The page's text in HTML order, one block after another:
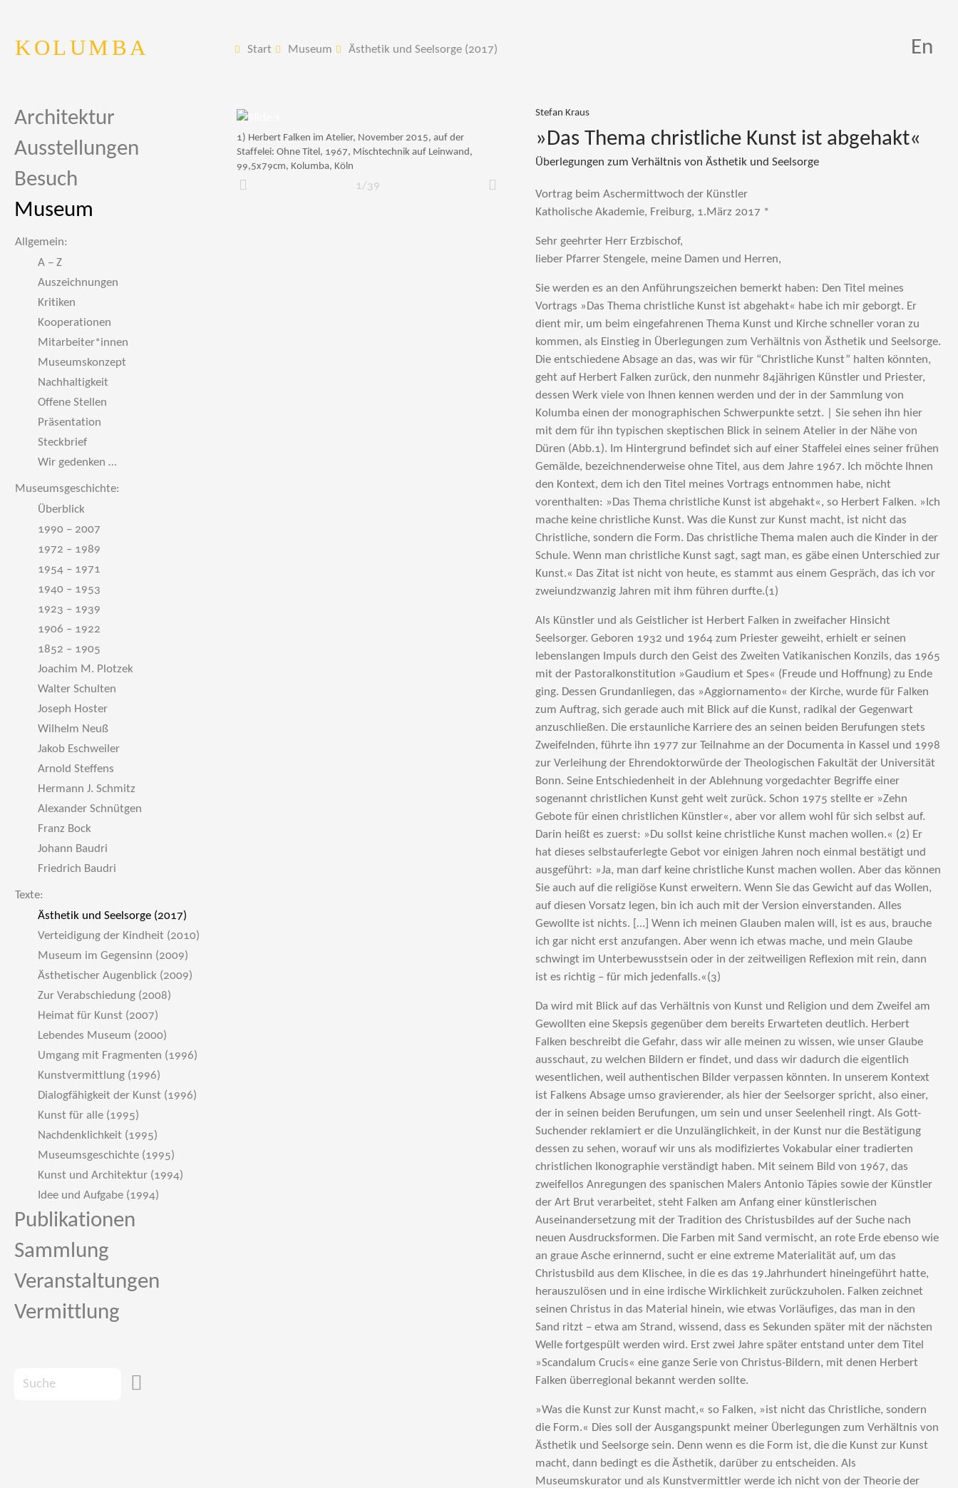
KOLUMBA Start Museum Ästhetik und Seelsorge (2017) En
Architektur
Ausstellungen
Besuch
Museum
Allgemein:
A – Z
Auszeichnungen
Kritiken
Kooperationen
Mitarbeiter*innen
Museumskonzept
Nachhaltigkeit
Offene Stellen
Präsentation
Steckbrief
Wir gedenken …
Museumsgeschichte:
Überblick
1990 – 2007
1972 – 1989
1954 – 1971
1940 – 1953
1923 – 1939
1906 – 1922
1852 – 1905
Joachim M. Plotzek
Walter Schulten
Joseph Hoster
Wilhelm Neuß
Jakob Eschweiler
Arnold Steffens
Hermann J. Schmitz
Alexander Schnütgen
Franz Bock
Johann Baudri
Friedrich Baudri
Texte:
Ästhetik und Seelsorge (2017)
Verteidigung der Kindheit (2010)
Museum im Gegensinn (2009)
Ästhetischer Augenblick (2009)
Zur Verabschiedung (2008)
Heimat für Kunst (2007)
Lebendes Museum (2000)
Umgang mit Fragmenten (1996)
Kunstvermittlung (1996)
Dialogfähigkeit der Kunst (1996)
Kunst für alle (1995)
Nachdenklichkeit (1995)
Museumsgeschichte (1995)
Kunst und Architektur (1994)
Idee und Aufgabe (1994)
Publikationen
Sammlung
Veranstaltungen
Vermittlung
1/39
1) Herbert Falken im Atelier, November 2015, auf der
Staffelei: Ohne Titel, 1967, Mischtechnik auf Leinwand,
99,5x79cm, Kolumba, Köln
Zurück Weiter
Stefan Kraus
»Das Thema christliche Kunst ist abgehakt«
Überlegungen zum Verhältnis von Ästhetik und Seelsorge
Vortrag beim Aschermittwoch der Künstler
Katholische Akademie, Freiburg, 1.März 2017 *
Sehr geehrter Herr Erzbischof,
lieber Pfarrer Stengele, meine Damen und Herren,
Sie werden es an den Anführungszeichen bemerkt haben: Den Titel meines
Vortrags »Das Thema christliche Kunst ist abgehakt« habe ich mir geborgt. Er
dient mir, um beim eingefahrenen Thema Kunst und Kirche schneller voran zu
kommen, als Einstieg in Überlegungen zum Verhältnis von Ästhetik und Seelsorge.
Die entschiedene Absage an das, was wir für “Christliche Kunst” halten könnten,
geht auf Herbert Falken zurück, den nunmehr 84jährigen Künstler und Priester,
dessen Werk viele von Ihnen kennen werden und der in der Sammlung von
Kolumba einen der monographischen Schwerpunkte setzt. | Sie sehen ihn hier
mit dem für ihn typischen skeptischen Blick in seinem Atelier in der Nähe von
Düren (Abb.1). Im Hintergrund befindet sich auf einer Staffelei eines seiner frühen
Gemälde, bezeichnenderweise ohne Titel, aus dem Jahre 1967. Ich möchte Ihnen
den Kontext, dem ich den Titel meines Vortrags entnommen habe, nicht
vorenthalten: »Das Thema christliche Kunst ist abgehakt«, so Herbert Falken. »Ich
mache keine christliche Kunst. Was die Kunst zur Kunst macht, ist nicht das
Christliche, sondern die Form. Das christliche Thema malen auch die Kinder in der
Schule. Wenn man christliche Kunst sagt, sagt man, es gäbe einen Unterschied zur
Kunst.« Das Zitat ist nicht von heute, es stammt aus einem Gespräch, das ich vor
zweiundzwanzig Jahren mit ihm führen durfte.(1)
Als Künstler und als Geistlicher ist Herbert Falken in zweifacher Hinsicht
Seelsorger. Geboren 1932 und 1964 zum Priester geweiht, erhielt er seinen
lebenslangen Impuls durch den Geist des Zweiten Vatikanischen Konzils, das 1965
mit der Pastoralkonstitution »Gaudium et Spes« (Freude und Hoffnung) zu Ende
ging. Dessen Grundanliegen, das »Aggiornamento« der Kirche, wurde für Falken
zum Auftrag, sich gerade auch mit Blick auf die Kunst, radikal der Gegenwart
anzuschließen. Die erstaunliche Karriere des an seinen beiden Berufungen stets
Zweifelnden, führte ihn 1977 zur Teilnahme an der Documenta in Kassel und 1998
zur Verleihung der Ehrendoktorwürde der Theologischen Fakultät der Universität
Bonn. Seine Entschiedenheit in der Ablehnung vorgedachter Begriffe einer
sogenannt christlichen Kunst geht weit zurück. Schon 1975 stellte er »Zehn
Gebote für einen christlichen Künstler«, aber vor allem wohl für sich selbst auf.
Darin heißt es zuerst: »Du sollst keine christliche Kunst machen wollen.« (2) Er
hat dieses selbstauferlegte Gebot vor einigen Jahren noch einmal bestätigt und
ausgeführt: »Ja, man darf keine christliche Kunst machen wollen. Aber das können
Sie auch auf die religiöse Kunst erweitern. Wenn Sie das Gewicht auf das Wollen,
auf diesen Vorsatz legen, bin ich auch mit der Version einverstanden. Alles
Gewollte ist nichts. […] Wenn ich meinen Glauben malen will, ist es aus, brauche
ich gar nicht erst anzufangen. Aber wenn ich etwas mache, und mein Glaube
schwingt im Unterbewusstsein oder in der zeitweiligen Reflexion mit rein, dann
ist es richtig – für mich jedenfalls.«(3)
Da wird mit Blick auf das Verhältnis von Kunst und Religion und dem Zweifel am
Gewollten eine Skepsis gegenüber dem bereits Erwarteten deutlich. Herbert
Falken beschreibt die Gefahr, dass wir alle meinen zu wissen, wie unser Glaube
ausschaut, zu welchen Bildern er findet, und dass wir dadurch die eigentlich
wesentlichen, weil authentischen Bilder verpassen könnten. In unserem Kontext
ist Falkens Absage umso gravierender, als hier der Seelsorger spricht, also einer,
der in seinen beiden Berufungen, um sein und unser Seelenheil ringt. Als Gott-
Suchender reklamiert er die Unzulänglichkeit, in der Kunst nur die Bestätigung
dessen zu sehen, worauf wir uns als modifiziertes Vokabular einer tradierten
christlichen Ikonographie verständigt haben. Mit seinem Bild von 1967, das
zweifellos Anregungen des spanischen Malers Antonio Tápies sowie der Künstler
der Art Brut verarbeitet, steht Falken am Anfang einer künstlerischen
Auseinandersetzung mit der Tradition des Christusbildes auf der Suche nach
neuen Ausdrucksformen. Die Farben mit Sand vermischt, an rote Erde ebenso wie
an graue Asche erinnernd, sucht er eine extreme Materialität auf, um das
Christusbild aus dem Klischee, in die es das 19.Jahrhundert hineingeführt hatte,
herauszulösen und in eine irdische Wirklichkeit zurückzuholen. Falken zeichnet
seinen Christus in das Material hinein, wie etwas Vorläufiges, das man in den
Sand ritzt – etwa am Strand, wissend, dass es Sekunden später mit der nächsten
Welle fortgespült werden wird. Erst zwei Jahre später entstand unter dem Titel
»Scandalum Crucis« eine ganze Serie von Christus-Bildern, mit denen Herbert
Falken überregional bekannt werden sollte.
»Was die Kunst zur Kunst macht,« so Falken, »ist nicht das Christliche, sondern
die Form.« Dies soll der Ausgangspunkt meiner Überlegungen zum Verhältnis von
Ästhetik und Seelsorge sein. Denn wenn es die Form ist, die die Kunst zur Kunst
macht, dann bedingt es die Ästhetik, darüber zu entscheiden. Als
Museumskurator und als Kunstvermittler werde ich nicht von der Theorie der